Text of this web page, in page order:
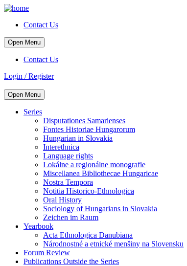
Contact Us
Open Menu
Contact Us
Login / Register
Open Menu
Series
Disputationes Samarienses
Fontes Historiae Hungarorum
Hungarian in Slovakia
Interethnica
Language rights
Lokálne a regionálne monografie
Miscellanea Bibliothecae Hungaricae
Nostra Tempora
Notitia Historico-Ethnologica
Oral History
Sociology of Hungarians in Slovakia
Zeichen im Raum
Yearbook
Acta Ethnologica Danubiana
Národnostné a etnické menšiny na Slovensku
Forum Review
Publications Outside the Series